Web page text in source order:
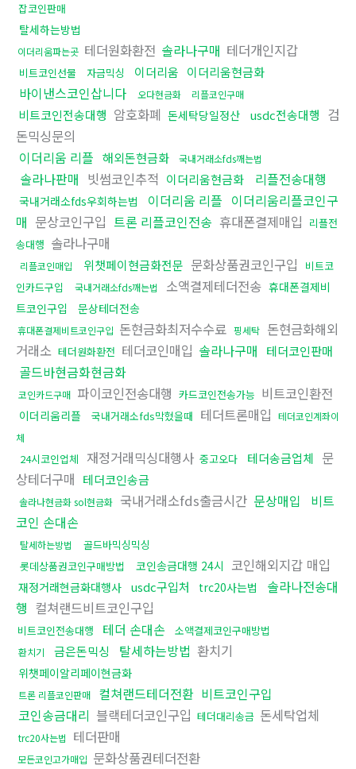
잡코인판매
탈세하는방법
이더리움파는곳 테더원화환전 솔라나구매 테더개인지갑
비트코인선물 자금믹싱 이더리움 이더리움현금화
바이낸스코인삽니다 오다현금화 리플코인구매
비트코인전송대행 암호화폐 돈세탁당일정산 usdc전송대행 검
돈믹싱문의
이더리움 리플 해외돈현금화 국내거래소fds깨는법
솔라나판매 빗썸코인추적 이더리움현금화 리플전송대행
국내거래소fds우회하는법 이더리움 리플 이더리움리플코인구
매 문상코인구입 트론 리플코인전송 휴대폰결제매입 리플전
송대행 솔라나구매
리플코인매입 위챗페이현금화전문 문화상품권코인구입
비트코
인카드구입
국내거래소fds깨는법 소액결제테더전송 휴대폰결제비
트코인구입
문상테더전송
휴대폰결제비트코인구입 돈현금화최저수수료 핑세탁 돈현금화해외
거래소 테더원화환전 테더코인매입 솔라나구매 테더코인판매
골드바현금화현금화
코인카드구매 파이코인전송대행 카드코인전송가능 비트코인환전
이더리움리플 국내거래소fds막혔을때 테더트론매입 테더코인계좌이
체
24시코인업체 재정거래믹싱대행사 중고오다 테더송금업체 문
상테더구매 테더코인송금
솔라나현금화 sol현금화 국내거래소fds출금시간 문상매입
비트
코인 손대손
탈세하는방법
골드바믹싱믹싱
롯데상품권코인구매방법
코인송금대행 24시 코인해외지갑 매입
재정거래현금화대행사 usdc구입처 trc20사는법
솔라나전송대
행 컬쳐랜드비트코인구입
비트코인전송대행 테더 손대손 소액결제코인구매방법
환치기 금은돈믹싱 탈세하는방법 환치기
위챗페이알리페이현금화
트론 리플코인판매 컬쳐랜드테더전환 비트코인구입
코인송금대리 블랙테더코인구입 테더대리송금 돈세탁업체
trc20사는법 테더판매
모든코인고가매입 문화상품권테더전환